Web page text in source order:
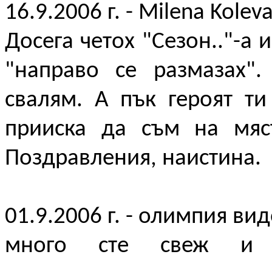
16.9.2006 г. - Milena
Досега четох "Сезон.."-а
"направо се
свалям. А пък героят
прииска да съм на
Поздравления, наистина.
01.9.2006 г. - олимпия
много сте свеж и